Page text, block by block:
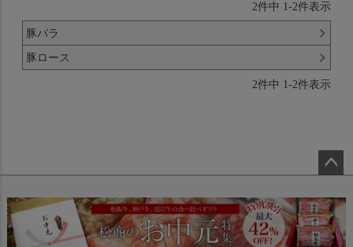
2件中 1-2件表示
豚バラ
豚ロース
2件中 1-2件表示
ジト
ップ
へ